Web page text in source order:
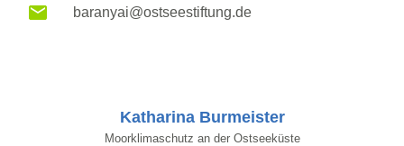
baranyai@ostseestiftung.de
Katharina Burmeister
Moorklimaschutz an der Ostseeküste